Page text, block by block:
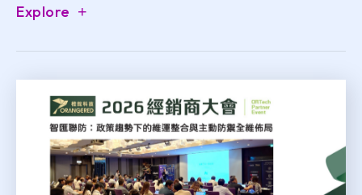
Explore